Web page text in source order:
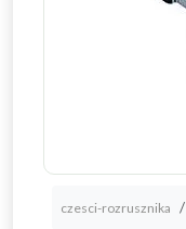
czesci-rozrusznika